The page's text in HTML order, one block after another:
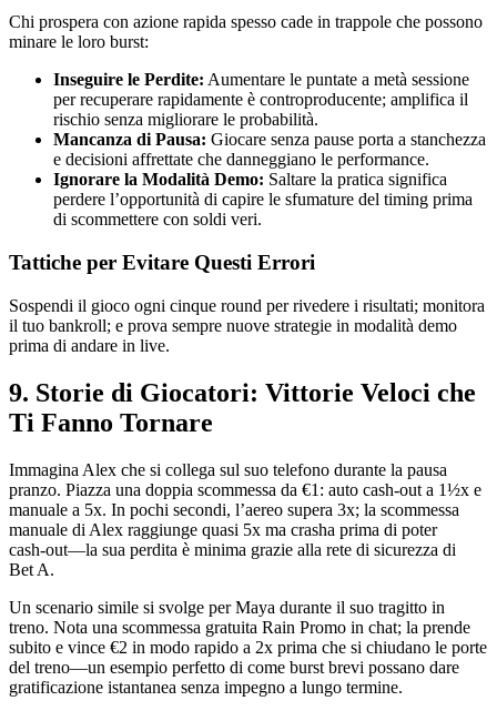
Chi prospera con azione rapida spesso cade in trappole che possono
minare le loro burst:
Inseguire le Perdite: Aumentare le puntate a metà sessione
per recuperare rapidamente è controproducente; amplifica il
rischio senza migliorare le probabilità.
Mancanza di Pausa: Giocare senza pause porta a stanchezza
e decisioni affrettate che danneggiano le performance.
Ignorare la Modalità Demo: Saltare la pratica significa
perdere l’opportunità di capire le sfumature del timing prima
di scommettere con soldi veri.
Tattiche per Evitare Questi Errori
Sospendi il gioco ogni cinque round per rivedere i risultati; monitora
il tuo bankroll; e prova sempre nuove strategie in modalità demo
prima di andare in live.
9. Storie di Giocatori: Vittorie Veloci che
Ti Fanno Tornare
Immagina Alex che si collega sul suo telefono durante la pausa
pranzo. Piazza una doppia scommessa da €1: auto cash‑out a 1½x e
manuale a 5x. In pochi secondi, l’aereo supera 3x; la scommessa
manuale di Alex raggiunge quasi 5x ma crasha prima di poter
cash‑out—la sua perdita è minima grazie alla rete di sicurezza di
Bet A.
Un scenario simile si svolge per Maya durante il suo tragitto in
treno. Nota una scommessa gratuita Rain Promo in chat; la prende
subito e vince €2 in modo rapido a 2x prima che si chiudano le porte
del treno—un esempio perfetto di come burst brevi possano dare
gratificazione istantanea senza impegno a lungo termine.